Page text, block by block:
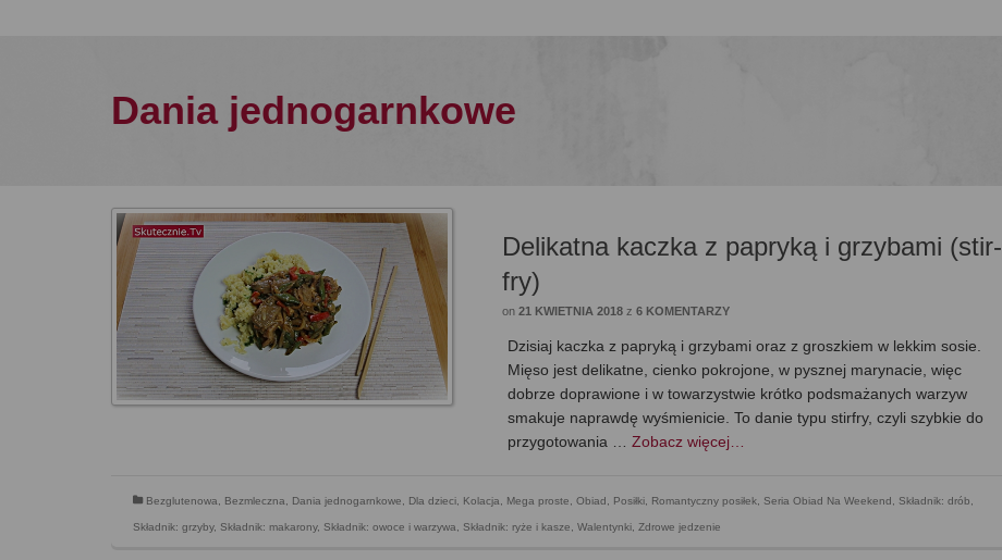
Dania jednogarnkowe
Delikatna kaczka z papryką i grzybami (stir-
fry)
on21 KWIETNIA 2018 z6 KOMENTARZY
Dzisiaj kaczka z papryką i grzybami oraz z groszkiem w lekkim sosie.
Mięso jest delikatne, cienko pokrojone, w pysznej marynacie, więc
dobrze doprawione i w towarzystwie krótko podsmażanych warzyw
smakuje naprawdę wyśmienicie. To danie typu stirfry, czyli szybkie do
przygotowania …Zobacz więcej…
Bezglutenowa, Bezmleczna, Dania jednogarnkowe, Dla dzieci, Kolacja, Mega proste, Obiad, Posiłki, Romantyczny posiłek, Seria Obiad Na Weekend, Składnik: drób,
Składnik: grzyby, Składnik: makarony, Składnik: owoce i warzywa, Składnik: ryże i kasze, Walentynki, Zdrowe jedzenie